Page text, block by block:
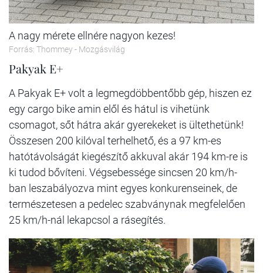
A nagy mérete ellnére nagyon kezes!
Forrás: Thommey - Mozgásvilág
Pakyak E+
A Pakyak E+ volt a legmegdöbbentőbb gép, hiszen ez
egy cargo bike amin elől és hátul is vihetünk
csomagot, sőt hátra akár gyerekeket is ültethetünk!
Összesen 200 kilóval terhelhető, és a 97 km-es
hatótávolságát kiegészítő akkuval akár 194 km-re is
ki tudod bővíteni. Végsebessége sincsen 20 km/h-
ban leszabályozva mint egyes konkurenseinek, de
természetesen a pedelec szabványnak megfelelően
25 km/h-nál lekapcsol a rásegítés.